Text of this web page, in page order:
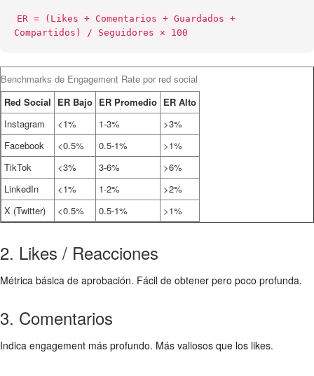
ER = (Likes + Comentarios + Guardados +
Compartidos) / Seguidores × 100
Benchmarks de Engagement Rate por red social
Red Social ER Bajo ER Promedio ER Alto
Instagram
<1% 1-3%
>3%
Facebook
<0.5% 0.5-1%
>1%
TikTok
<3% 3-6%
>6%
LinkedIn
<1% 1-2%
>2%
X (Twitter)
<0.5% 0.5-1% >1%
2. Likes / Reacciones
Métrica básica de aprobación. Fácil de obtener pero poco profunda.
3. Comentarios
Indica engagement más profundo. Más valiosos que los likes.